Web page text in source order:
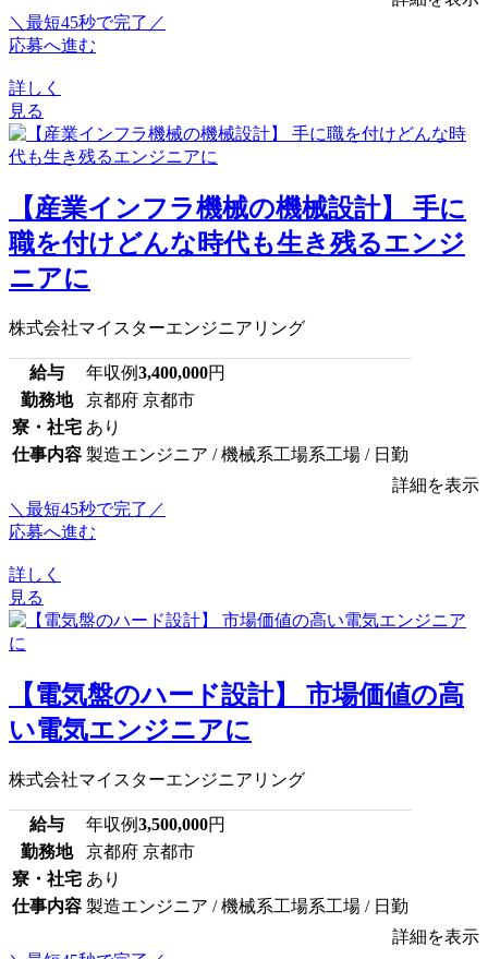
＼最短45秒で完了／
応募へ進む
詳しく
見る
【産業インフラ機械の機械設計】 手に
職を付けどんな時代も生き残るエンジ
ニアに
株式会社マイスターエンジニアリング
給与 年収例3,400,000円
勤務地
京都府 京都市
寮・社宅 あり
仕事内容 製造エンジニア / 機械系工場系工場 / 日勤
詳細を表示
＼最短45秒で完了／
応募へ進む
詳しく
見る
【電気盤のハード設計】 市場価値の高
い電気エンジニアに
株式会社マイスターエンジニアリング
給与 年収例3,500,000円
勤務地
京都府 京都市
寮・社宅 あり
仕事内容 製造エンジニア / 機械系工場系工場 / 日勤
詳細を表示